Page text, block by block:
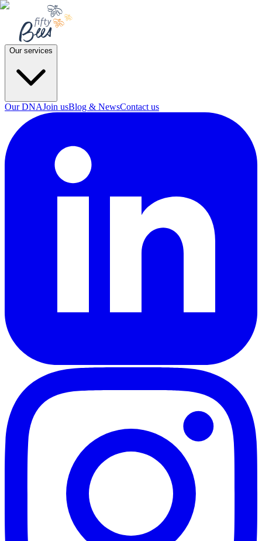
Our services
Our DNAJoin usBlog & NewsContact us